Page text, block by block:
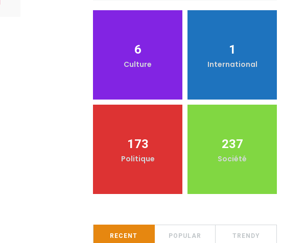
6
Culture
1
International
173
Politique
237
Société
RECENT POPULAR TRENDY